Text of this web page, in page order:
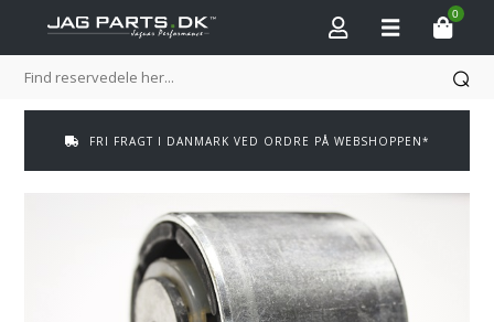
0
FRI FRAGT I DANMARK VED ORDRE PÅ WEBSHOPPEN*